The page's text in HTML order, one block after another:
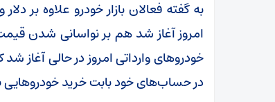
به گفته فعالان بازار خودرو علاوه بر
امروز آغاز شد هم بر نواسانی شدن
در حساب‌‌های خود بابت خرید